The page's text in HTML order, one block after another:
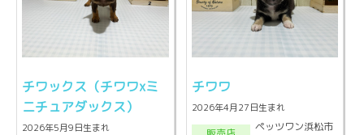
チワックス（チワワxミ
ニチュアダックス）
2026年5月9日生まれ
チワワ
2026年4月27日生まれ
ペッツワン浜松市